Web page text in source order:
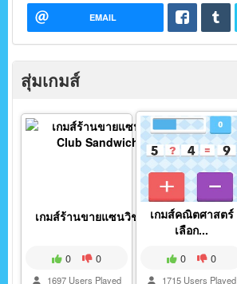
EMAIL
สุ่มเกมส์
เกมส์ร้านขายแซนวิช C...
0 0
1697 Users Played
เกมส์คณิตศาสตร์
เลือก...
0 0
1715 Users Played